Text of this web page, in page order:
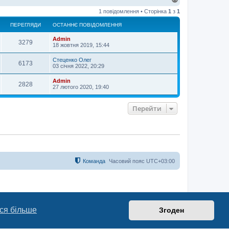
більше Згоден
г
о
1 повідомлення • Сторінка 1 з 1
ПЕРЕГЛЯДИ ОСТАННЄ ПОВІДОМЛЕННЯ
3279
Admin
18 жовтня 2019, 15:44
6173
Стеценко Олег
03 січня 2022, 20:29
2828
Admin
27 лютого 2020, 19:40
Перейти
Часовий пояс UTC+03:00
Команда